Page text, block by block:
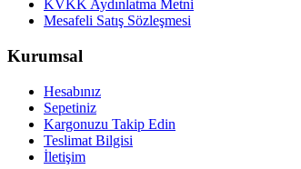
KVKK Aydınlatma Metni
Mesafeli Satış Sözleşmesi
Kurumsal
Hesabınız
Sepetiniz
Kargonuzu Takip Edin
Teslimat Bilgisi
İletişim